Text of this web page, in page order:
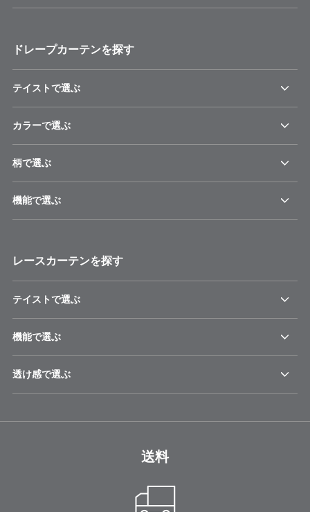
ドレープカーテンを探す
テイストで選ぶ
カラーで選ぶ
柄で選ぶ
機能で選ぶ
レースカーテンを探す
テイストで選ぶ
機能で選ぶ
透け感で選ぶ
送料